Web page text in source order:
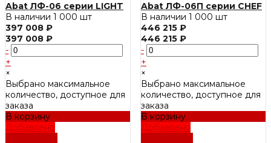
Abat ЛФ-06 серии LIGHT
В наличии 1 000 шт
397 008 ₽
397 008 ₽
-
+
×
Выбрано максимальное
количество, доступное для
заказа
В корзину
Добавлено
Abat ЛФ-06П серии CHEF
В наличии 1 000 шт
446 215 ₽
446 215 ₽
-
+
×
Выбрано максимальное
количество, доступное для
заказа
В корзину
Добавлено